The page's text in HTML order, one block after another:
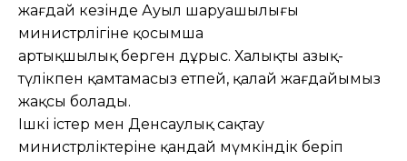
жағдай кезінде Ауыл шаруашылығы
министрлігіне қосымша
артықшылық берген дұрыс. Халықты азық-
түлікпен қамтамасыз етпей, қалай жағдайымыз
жақсы болады.
Ішкі істер мен Денсаулық сақтау
министрліктеріне қандай мүмкіндік беріп